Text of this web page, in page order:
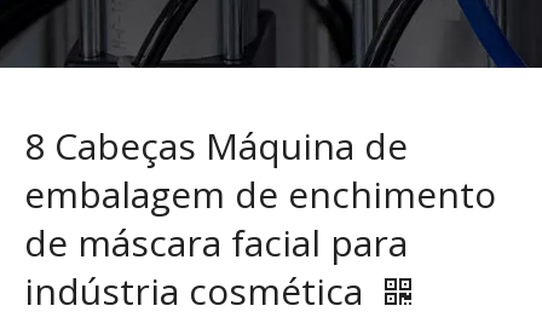
8 Cabeças Máquina de
embalagem de enchimento
de máscara facial para
indústria cosmética